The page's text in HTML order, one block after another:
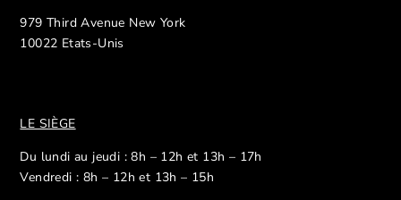
979 Third Avenue New York
10022 Etats-Unis
LE SIÈGE
Du lundi au jeudi : 8h – 12h et 13h – 17h
Vendredi : 8h – 12h et 13h – 15h